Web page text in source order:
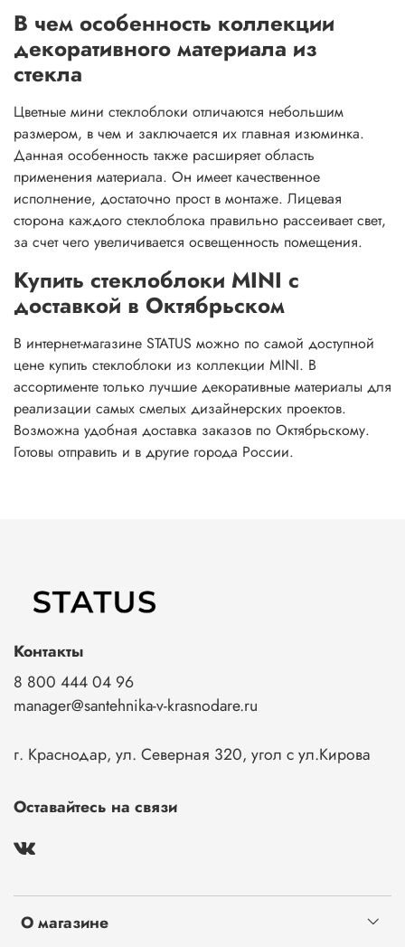
В чем особенность коллекции
декоративного материала из
стекла
Цветные мини стеклоблоки отличаются небольшим
размером, в чем и заключается их главная изюминка.
Данная особенность также расширяет область
применения материала. Он имеет качественное
исполнение, достаточно прост в монтаже. Лицевая
сторона каждого стеклоблока правильно рассеивает свет,
за счет чего увеличивается освещенность помещения.
Купить стеклоблоки MINI с
доставкой в Октябрьском
В интернет-магазине STATUS можно по самой доступной
цене купить стеклоблоки из коллекции MINI. В
ассортименте только лучшие декоративные материалы для
реализации самых смелых дизайнерских проектов.
Возможна удобная доставка заказов по Октябрьскому.
Готовы отправить и в другие города России.
О магазине
Контакты
8 800 444 04 96
manager@santehnika-v-krasnodare.ru
г. Краснодар, ул. Северная 320, угол с ул.Кирова
Оставайтесь на связи